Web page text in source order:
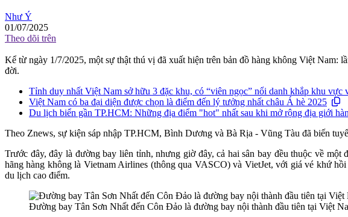
Như Ý
01/07/2025
Theo dõi trên
Kể từ ngày 1/7/2025, một sự thật thú vị đã xuất hiện trên bản đồ hàng không Việt Nam:
đời.
Tỉnh duy nhất Việt Nam sở hữu 3 đặc khu, có “viên ngọc” nổi danh khắp khu vực
Việt Nam có ba đại diện được chọn là điểm đến lý tưởng nhất châu Á hè 2025
Du lịch biển gần TP.HCM: Những địa điểm "hot" nhất sau khi mở rộng địa giới
Theo Znews, sự kiện sáp nhập TP.HCM, Bình Dương và Bà Rịa - Vũng Tàu đã biến
Trước đây, đây là đường bay liên tỉnh, nhưng giờ đây, cả hai sân bay đều thuộc về
hãng hàng không là Vietnam Airlines (thông qua VASCO) và VietJet, với giá vé khứ
du lịch cao điểm.
Đường bay Tân Sơn Nhất đến Côn Đảo là đường bay nội thành đầu tiên tại Việt